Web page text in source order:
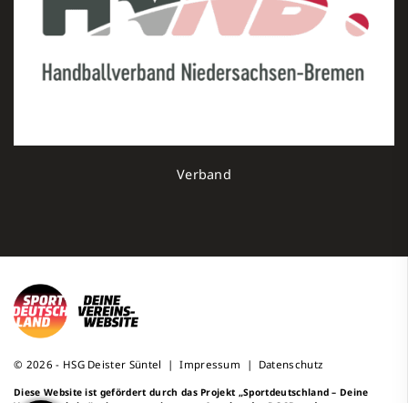
Verband
© 2026 - HSG Deister Süntel |Impressum | Datenschutz
Diese Website ist gefördert durch das Projekt „Sportdeutschland – Deine